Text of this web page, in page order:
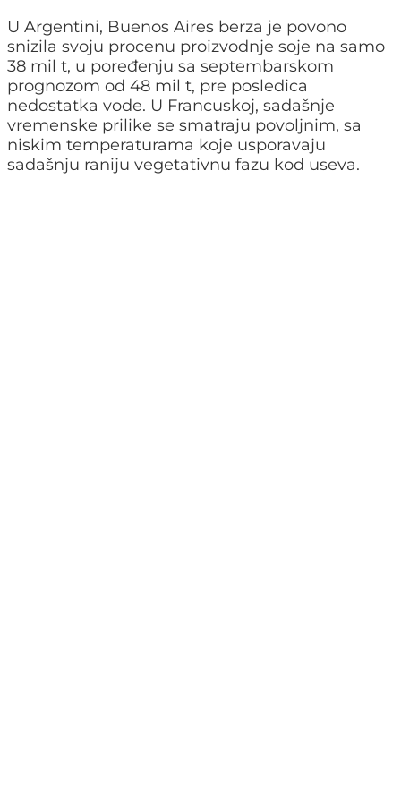
U Argentini, Buenos Aires berza je povono
snizila svoju procenu proizvodnje soje na samo
38 mil t, u poređenju sa septembarskom
prognozom od 48 mil t, pre posledica
nedostatka vode. U Francuskoj, sadašnje
vremenske prilike se smatraju povoljnim, sa
niskim temperaturama koje usporavaju
sadašnju raniju vegetativnu fazu kod useva.